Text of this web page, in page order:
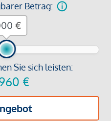
Betrag:
Sie sich leisten:
€
€